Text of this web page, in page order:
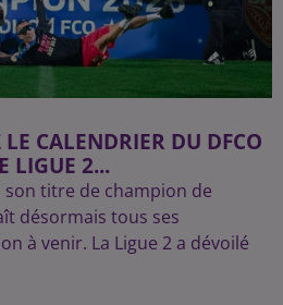
CALENDRIER DU DFCO
LIGUE 2...
son titre de champion de
désormais tous ses
à venir. La Ligue 2 a dévoilé